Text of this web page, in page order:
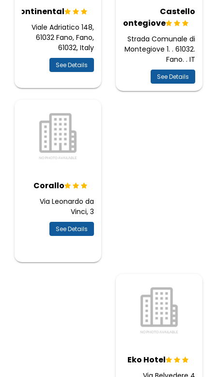
Castello
Montegiove
Strada Comunale di
Montegiove 1. . 61032.
Fano. . IT
See Details
Continental
Viale Adriatico 148,
61032 Fano, Fano,
61032, Italy
See Details
Corallo
Via Leonardo da
Vinci, 3
See Details
Eko Hotel